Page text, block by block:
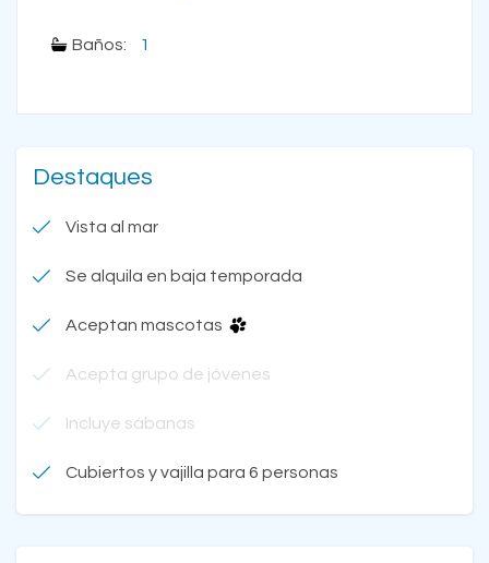
Baños: 1
Destaques
Vista al mar
Se alquila en baja temporada
Aceptan mascotas
Acepta grupo de jóvenes
Incluye sábanas
Cubiertos y vajilla para 6 personas